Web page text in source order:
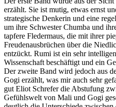
erzählt. Sie ist mutig, etwas ernst
strategische Denkerin und eine
um ihre Schwester Chumba und
tapfere Fledermaus, die mit ihrer
Freudenausbrüchen über die
entzückt. Rumi ist ein sehr
Wissenschaft beschäftigt und ein
Der zweite Band wird jedoch aus
Gogi erzählt, was mir auch sehr
gut Eliot Schrefer die Abstufung
Gefühlswelt von Mali und Gogi